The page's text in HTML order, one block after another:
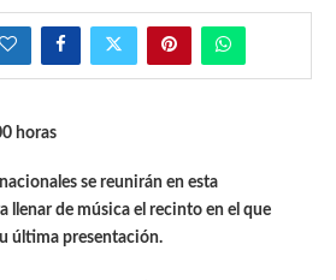
horas
se reunirán en esta
llenar de música el recinto en el que
última presentación.